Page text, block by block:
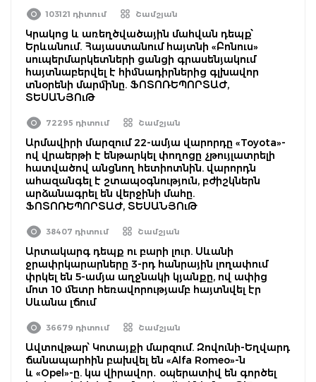
103121 դիտում Շամշյան
Կրակոց և առեղծվածային մահվան դեպք՝
Երևանում. Հայաստանում հայտնի «Բոնուս»
սուպերմարկետների ցանցի գրասենյակում
հայտնաբերվել է հիմնադիրներից գլխավոր
տնօրենի մարմինը. ՖՈՏՈՌԵՊՈՐՏԱԺ,
ՏԵՍԱՆՅՈւԹ
72295 դիտում Շամշյան
Արմավիրի մարզում 22-ամյա վարորդը «Toyota»-
ով վրաերթի է ենթարկել փողոցը չթույլատրելի
հատվածով անցնող հետիոտնին. վարորդն
ահազանգել է շտապօգնություն, բժիշկներն
արձանագրել են վերջինի մահը.
ՖՈՏՈՌԵՊՈՐՏԱԺ, ՏԵՍԱՆՅՈւԹ
38407 դիտում Շամշյան
Արտակարգ դեպք ու բարի լուր. Սևանի
ջրափրկարարները 3-րդ հանրային լողափում
փրկել են 5-ամյա աղջնակի կյանքը, ով ափից
մոտ 10 մետր հեռավորությամբ հայտնվել էր
Սևանա լճում
36679 դիտում Շամշյան
Ավտովթար՝ Կոտայքի մարզում. Զովունի-Եղվարդ
ճանապարհին բախվել են «Alfa Romeo»-ն
և «Opel»-ը. կա վիրավոր․ օպերատիվ են գործել